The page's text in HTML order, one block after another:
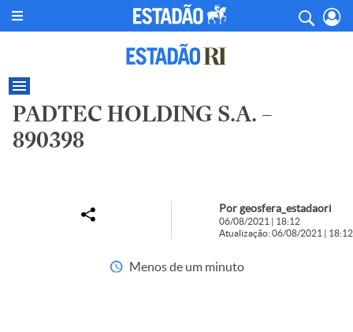
PADTEC HOLDING S.A. –
890398
Por geosfera_estadaori
06/08/2021 | 18:12
Atualização: 06/08/2021 | 18:12
Menos de um minuto